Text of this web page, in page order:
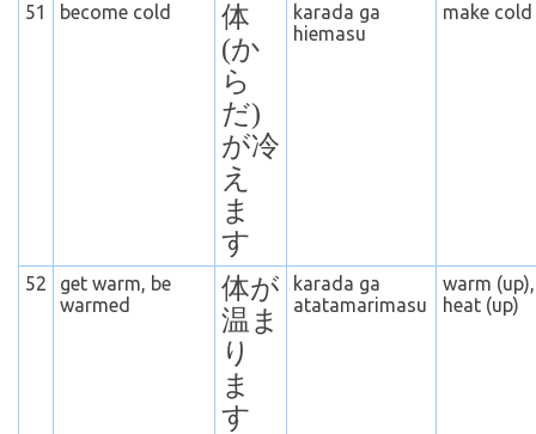
51 become cold
体
(か
ら
だ)
が冷
え
ま
す
karada ga
hiemasu
make cold
52
get warm, be
warmed
体が
温ま
り
ま
す
karada ga
atatamarimasu
warm (up),
heat (up)